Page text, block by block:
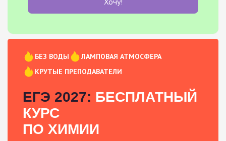
БЕЗ ВОДЫ
ЛАМПОВАЯ АТМОСФЕРА
КРУТЫЕ ПРЕПОДАВАТЕЛИ
ЕГЭ 2027: БЕСПЛАТНЫЙ
КУРС
ПО ХИМИИ